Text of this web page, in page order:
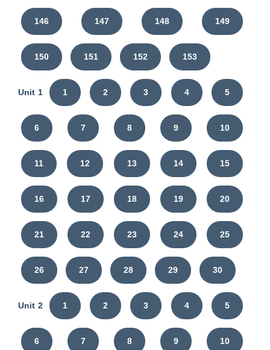
146 147 148 149
150 151 152 153
Unit 1 1 2 3 4 5
6 7 8 9 10
11 12 13 14 15
16 17 18 19 20
21 22 23 24 25
26 27 28 29 30
Unit 2 1 2 3 4 5
6 7 8 9 10